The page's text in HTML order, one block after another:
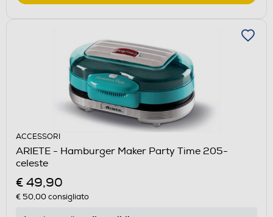
ACCESSORI
ARIETE - Hamburger Maker Party Time 205-
celeste
€ 49,90
€ 50,00consigliato